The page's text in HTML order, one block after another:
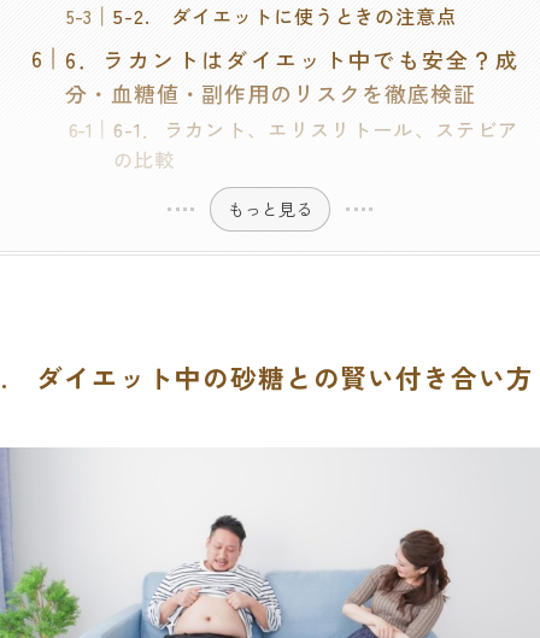
5-2. ダイエットに使うときの注意点
6．ラカントはダイエット中でも安全？成
分・血糖値・副作用のリスクを徹底検証
6-1．ラカント、エリスリトール、ステビア
の比較
もっと見る
ダイエット中の砂糖との賢い付き合い方